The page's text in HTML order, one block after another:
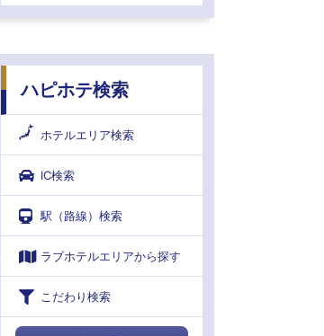
ハピホテ検索
ホテルエリア検索
IC検索
駅（路線）検索
ラブホテルエリアから探す
こだわり検索